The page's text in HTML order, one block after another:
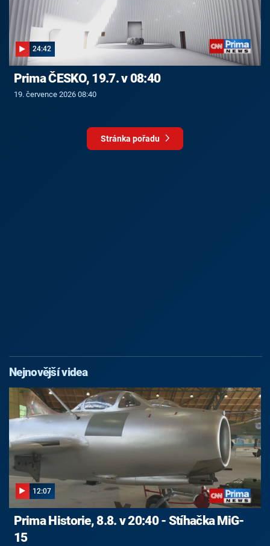
24:42
Prima ČESKO, 19.7. v 08:40
19. července 2026 08:40
Stránka pořadu
Nejnovější videa
12:07
Prima Historie, 8.8. v 20:40 - Stíhačka MiG-
15